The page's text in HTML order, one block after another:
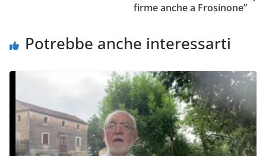
firme anche a Frosinone”
Potrebbe anche interessarti